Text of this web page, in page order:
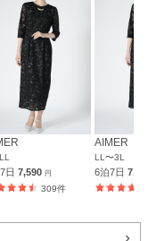
日 7,590 円
309件
AIMER
LL〜3L
6泊7日